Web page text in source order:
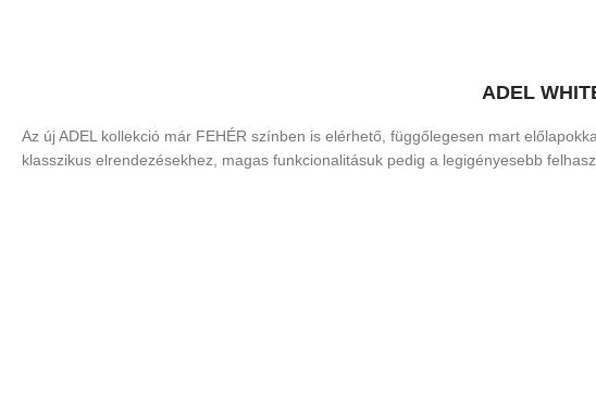
ADEL
Az új ADEL kollekció már FEHÉR színben is elérhető, függőlegesen mart
klasszikus elrendezésekhez, magas funkcionalitásuk pedig a legigényesebb